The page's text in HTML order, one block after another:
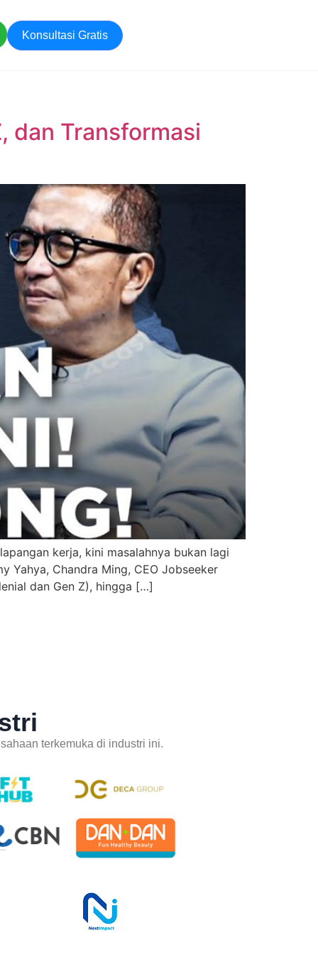
Konsultasi Gratis
dan Transformasi
kerja, kini masalahnya bukan lagi
Yahya, Chandra Ming, CEO Jobseeker
dan Gen Z), hingga […]
terkemuka di industri ini.